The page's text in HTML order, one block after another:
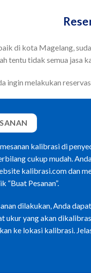
di kota Magelang,
tentu tidak semua jasa
ingin melakukan
kalibrasi di
cukup mudah.
kalibrasi.com dan
“Buat Pesanan”.
dilakukan, Anda
ukur yang akan
ke lokasi kalibrasi.